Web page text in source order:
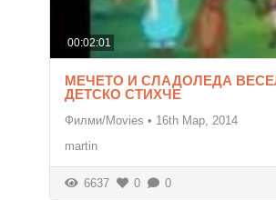
00:02:01
МЕЧЕТО И СЛАДОЛЕДА
ДЕТСКО СТИХЧЕ
Филми/Movies • 16th Мар, 2014
martin
6637 0 0